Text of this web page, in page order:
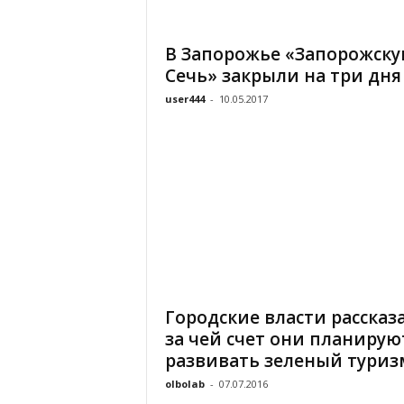
В Запорожье
Сечь» закрыли на три дня
user444 - 10.05.2017
Городские власти
за чей счет они
развивать зеленый
olbolab - 07.07.2016